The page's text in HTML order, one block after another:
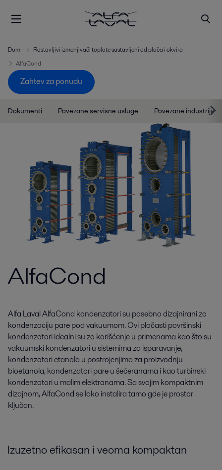
Dom
Rastavljivi izmenjivači toplote sastavljeni od ploča i okvira
AlfaCond
Zahtev za ponudu
Dokumenti Povezane servisne usluge Povezane industrije
AlfaCond
Alfa Laval AlfaCond kondenzatori su posebno dizajnirani za
kondenzaciju pare pod vakuumom. Ovi pločasti površinski
kondenzatori idealni su za korišćenje u primenama kao što su
vakuumski kondenzatori u sistemima za isparavanje,
kondenzatori etanola u postrojenjima za proizvodnju
bioetanola, kondenzatori pare u šećeranama i kao turbinski
kondenzatori u malim elektranama. Sa svojim kompaktnim
dizajnom, AlfaCond se lako instalira tamo gde je prostor
ključan.
Izuzetno efikasan i veoma kompaktan